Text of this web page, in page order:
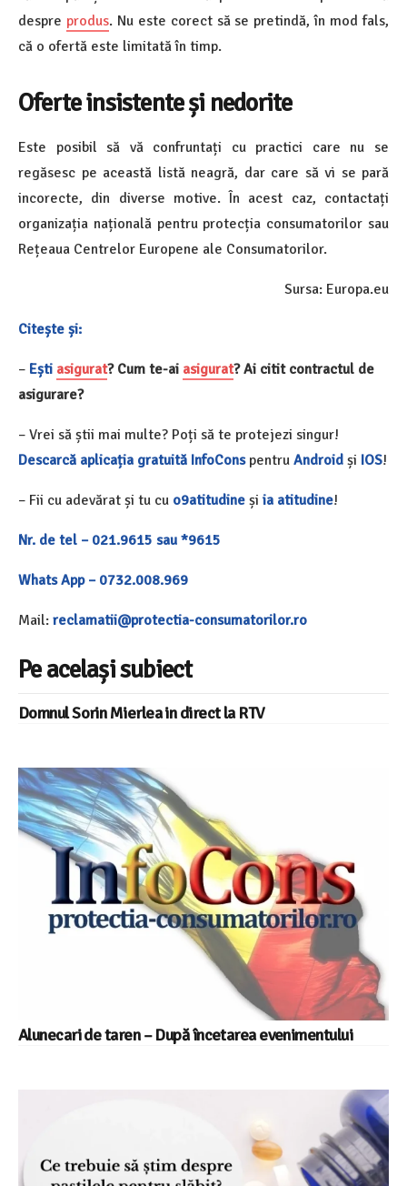
despre produs. Nu este corect să se pretindă, în mod fals,
că o ofertă este limitată în timp.
Oferte insistente și nedorite
Este posibil să vă confruntați cu practici care nu se
regăsesc pe această listă neagră, dar care să vi se pară
incorecte, din diverse motive. În acest caz, contactați
organizația națională pentru protecția consumatorilor sau
Rețeaua Centrelor Europene ale Consumatorilor.
Sursa: Europa.eu
Citește și:
– Ești asigurat? Cum te-ai asigurat? Ai citit contractul de
asigurare?
– Vrei să știi mai multe? Poți să te protejezi singur!
Descarcă aplicația gratuită InfoConspentru Android și IOS!
– Fii cu adevărat și tu cu o9atitudine și ia atitudine!
Nr. de tel – 021.9615 sau *9615
Whats App – 0732.008.969
Mail: reclamatii@protectia-consumatorilor.ro
Pe același subiect
Domnul Sorin Mierlea in direct la RTV
Alunecari de taren – După încetarea evenimentului